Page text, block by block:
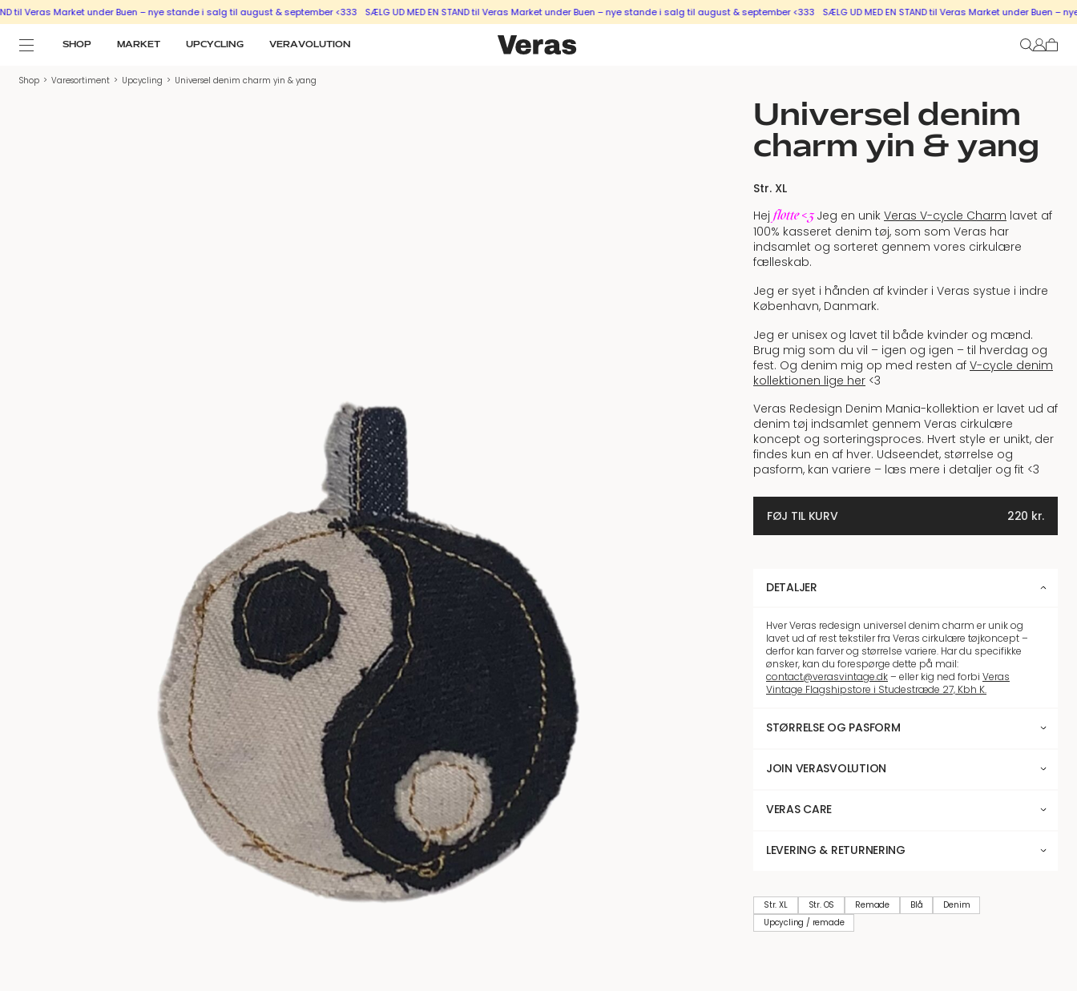
Veras Market under Buen – nye stande i salg til august & september <333 SÆLG UD MED EN STAND til Veras Market under Buen – nye stande i salg til august & september <333 SÆLG UD MED EN STAND til Veras Market under Buen – nye
SHOP MARKET UPCYCLING VERAVOLUTION
Shop > Varesortiment > Upcycling > Universel denim charm yin & yang
Universel denim
charm yin & yang
Str. XL
Hej flotte <3 Jeg en unik Veras V-cycle Charm lavet af
100% kasseret denim tøj, som som Veras har
indsamlet og sorteret gennem vores cirkulære
fælleskab.
Jeg er syet i hånden af kvinder i Veras systue i indre
København, Danmark.
Jeg er unisex og lavet til både kvinder og mænd.
Brug mig som du vil – igen og igen – til hverdag og
fest. Og denim mig op med resten af V-cycle denim
kollektionen lige her <3
Veras Redesign Denim Mania-kollektion er lavet ud af
denim tøj indsamlet gennem Veras cirkulære
koncept og sorteringsproces. Hvert style er unikt, der
findes kun en af hver. Udseendet, størrelse og
pasform, kan variere – læs mere i detaljer og fit <3
FØJ TIL KURV 220 kr.
DETALJER
Hver Veras redesign universel denim charm er unik og
lavet ud af rest tekstiler fra Veras cirkulære tøjkoncept –
derfor kan farver og størrelse variere. Har du specifikke
ønsker, kan du forespørge dette på mail:
contact@verasvintage.dk– eller kig ned forbi Veras
Vintage Flagshipstore i Studestræde 27, Kbh K.
STØRRELSE OG PASFORM
JOIN VERASVOLUTION
VERAS CARE
LEVERING & RETURNERING
Str. XL Str. OS Remade Blå
Denim
Upcycling / remade